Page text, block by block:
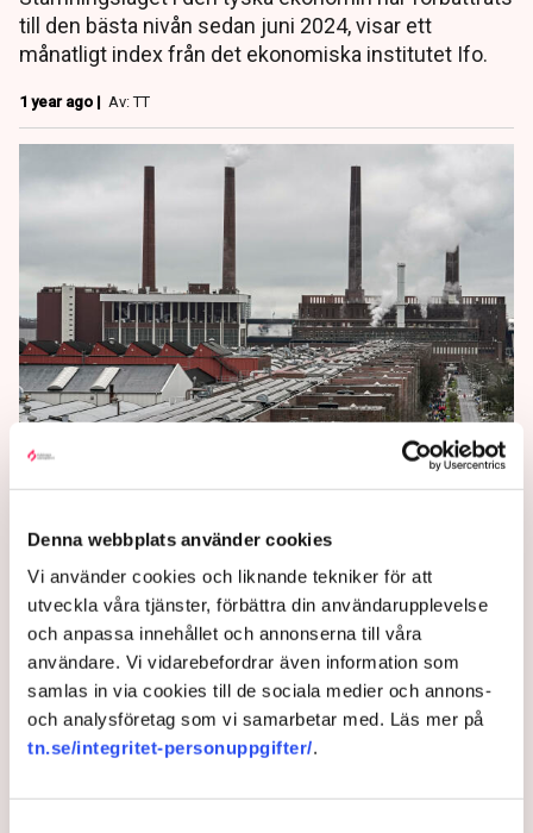
Denna webbplats använder cookies
Vi använder cookies och liknande tekniker för att
utveckla våra tjänster, förbättra din användarupplevelse
och anpassa innehållet och annonserna till våra
användare. Vi vidarebefordrar även information som
samlas in via cookies till de sociala medier och annons-
och analysföretag som vi samarbetar med. Läs mer på
tn.se/integritet-personuppgifter/.
till den bästa nivån sedan juni 2024, visar ett
månatligt index från det ekonomiska institutet Ifo.
1 year ago | Av: TT
Oväntat dystert i tysk
ekonomi
Affärsklimatet i Tyskland, EU:s ekonomiska motor,
försämras oväntat mycket enligt ett månatligt index
från det tyska analysinstitutet Ifo.
1 year ago | Av: TT